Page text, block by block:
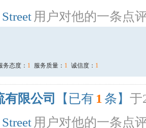
用户对他的一条点
务态度： 1 服务质量： 1 诚信度： 1
限公司 【已有 1 条】 于
用户对他的一条点